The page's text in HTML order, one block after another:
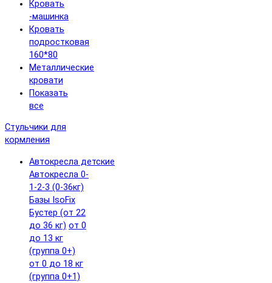
Кровать
-машинка
Кровать
подростковая
160*80
Металлические
кровати
Показать
все
Стульчики для
кормления
Автокресла детские
Автокресла 0-
1-2-3 (0-36кг)
Базы IsoFix
Бустер (от 22
до 36 кг) от 0
до 13 кг
(группа 0+)
от 0 до 18 кг
(группа 0+1)